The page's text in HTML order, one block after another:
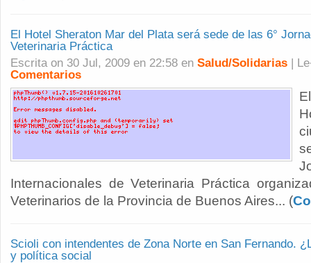
El Hotel Sheraton Mar del Plata será sede de las 6°
Veterinaria Práctica
Escrita on 30 Jul, 2009 en 22:58 en Salud/Solidarias |
Comentarios
Internacionales de Veterinaria Práctica
Veterinarios de la Provincia de Buenos Aires... (
Scioli con intendentes de Zona Norte en San Fernando.
y política social